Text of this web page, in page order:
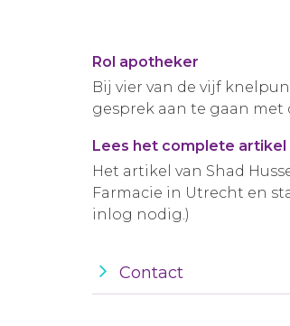
Rol apotheker
Bij vier van de vijf
gesprek aan te gaan met
Lees het complete
Het artikel van Shad
Farmacie in Utrecht en
inlog nodig.)
Contact